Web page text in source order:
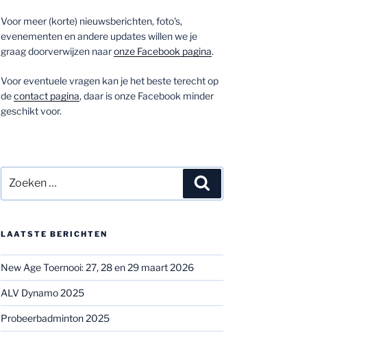
Voor meer (korte) nieuwsberichten, foto's,
evenementen en andere updates willen we je
graag doorverwijzen naaronze Facebook pagina.
Voor eventuele vragen kan je het beste terecht op
decontact pagina, daar is onze Facebook minder
geschikt voor.
naar:
LAATSTE BERICHTEN
New Age Toernooi: 27, 28 en 29 maart 2026
ALV Dynamo 2025
Probeerbadminton 2025